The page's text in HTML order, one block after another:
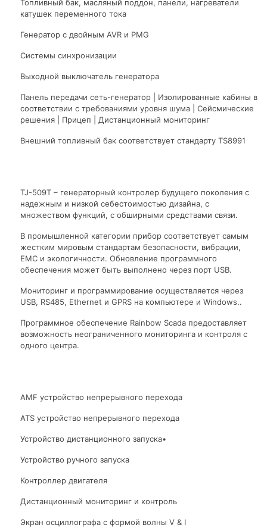
Топливный бак, масляный поддон, панели, нагреватели
катушек переменного тока
Генератор с двойным AVR и PMG
Системы синхронизации
Выходной выключатель генератора
Панель передачи сеть-генератор | Изолированные кабины в
соответствии с требованиями уровня шума | Сейсмические
решения | Прицеп | Дистанционный мониторинг
Внешний топливный бак соответствует стандарту TS8991
TJ-509T – генераторный контролер будущего поколения с
надежным и низкой себестоимостью дизайна, с
множеством функций, с обширными средствами связи.
В промышленной категории прибор соответствует самым
жестким мировым стандартам безопасности, вибрации,
EMC и экологичности. Обновление программного
обеспечения может быть выполнено через порт USB.
Мониторинг и программирование осуществляется через
USB, RS485, Ethernet и GPRS на компьютере и Windows..
Программное обеспечение Rainbow Scada предоставляет
возможность неограниченного мониторинга и контроля с
одного центра.
AMF устройство непрерывного перехода
ATS устройство непрерывного перехода
Устройство дистанционного запуска•
Устройство ручного запуска
Контроллер двигателя
Дистанционный мониторинг и контроль
Экран осциллографа с формой волны V & I